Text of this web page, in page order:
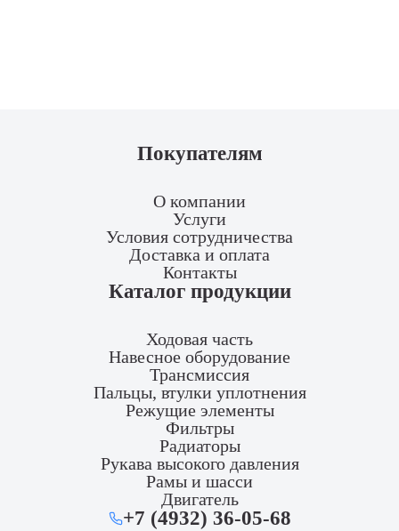
Покупателям
О компании
Услуги
Условия сотрудничества
Доставка и оплата
Контакты
Каталог продукции
Ходовая часть
Навесное оборудование
Трансмиссия
Пальцы, втулки уплотнения
Режущие элементы
Фильтры
Радиаторы
Рукава высокого давления
Рамы и шасси
Двигатель
+7 (4932) 36-05-68